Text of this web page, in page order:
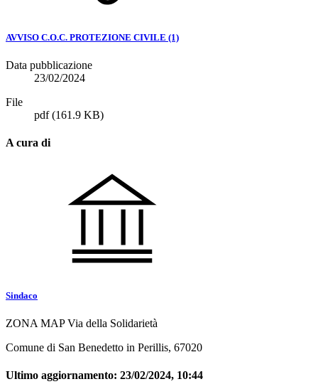
AVVISO C.O.C. PROTEZIONE CIVILE (1)
Data pubblicazione
23/02/2024
File
pdf(161.9 KB)
A cura di
Sindaco
ZONA MAP Via della Solidarietà
Comune di San Benedetto in Perillis, 67020
Ultimo aggiornamento: 23/02/2024, 10:44